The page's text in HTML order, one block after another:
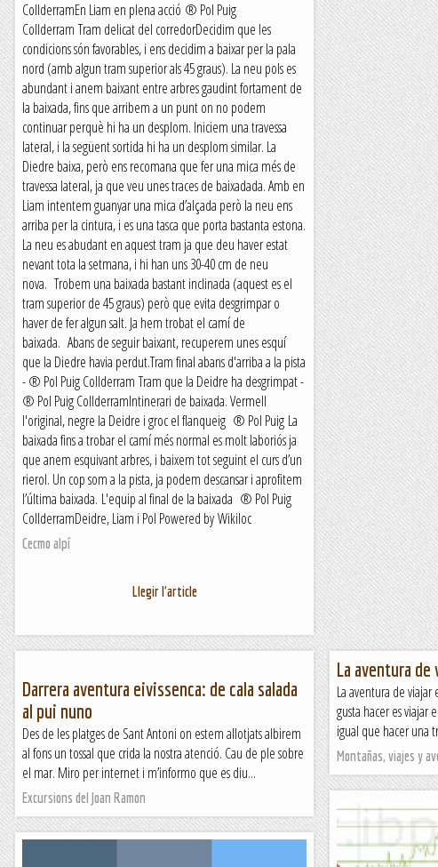
CollderramEn Liam en plena acció ® Pol Puig
Collderram Tram delicat del corredorDecidim que les
condicions són favorables, i ens decidim a baixar per la pala
nord (amb algun tram superior als 45 graus). La neu pols es
abundant i anem baixant entre arbres gaudint fortament de
la baixada, fins que arribem a un punt on no podem
continuar perquè hi ha un desplom. Iniciem una travessa
lateral, i la següent sortida hi ha un desplom similar. La
Diedre baixa, però ens recomana que fer una mica més de
travessa lateral, ja que veu unes traces de baixadada. Amb en
Liam intentem guanyar una mica d’alçada però la neu ens
arriba per la cintura, i es una tasca que porta bastanta estona.
La neu es abudant en aquest tram ja que deu haver estat
nevant tota la setmana, i hi han uns 30-40 cm de neu
nova. Trobem una baixada bastant inclinada (aquest es el
tram superior de 45 graus) però que evita desgrimpar o
haver de fer algun salt. Ja hem trobat el camí de
baixada. Abans de seguir baixant, recuperem unes esquí
que la Diedre havia perdut.Tram final abans d'arriba a la pista
- ® Pol Puig Collderram Tram que la Deidre ha desgrimpat -
® Pol Puig CollderramIntinerari de baixada. Vermell
l'original, negre la Deidre i groc el flanqueig ® Pol Puig La
baixada fins a trobar el camí més normal es molt laboriós ja
que anem esquivant arbres, i baixem tot seguint el curs d’un
rierol. Un cop som a la pista, ja podem descansar i aprofitem
l’última baixada. L'equip al final de la baixada ® Pol Puig
CollderramDeidre, Liam i Pol Powered by Wikiloc
Cecmo alpí
Llegir l'article
Darrera aventura eivissenca: de cala salada
al pui nuno
Des de les platges de Sant Antoni on estem allotjats albirem
al fons un tossal que crida la nostra atenció. Cau de ple sobre
el mar. Miro per internet i m’informo que es diu...
Excursions del Joan Ramon
La aventura
La aventura de viajar
gusta hacer es viajar
igual que hacer una
Montañas, viajes y